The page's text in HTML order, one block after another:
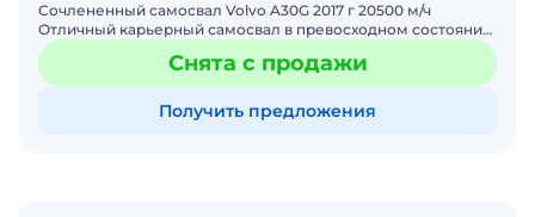
Сочлененный самосвал Volvo A30G 2017 г 20500 м/ч
Отличный карьерный самосвал в превосходном состоянии.
Сочлененный самосвал позволяет перемещать больше
гру
Снята с продажи
Получить предложения